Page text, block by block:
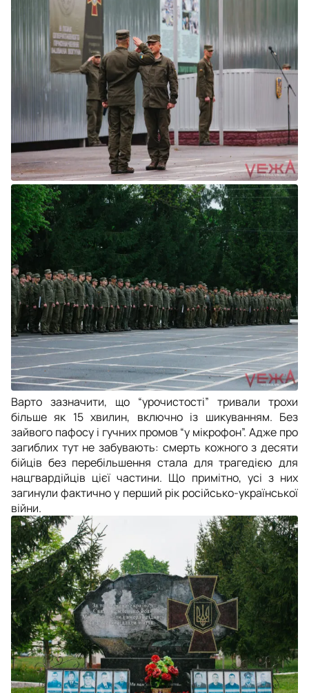
Варто зазначити, що “урочистості” тривали трохи
більше як 15 хвилин, включно із шикуванням. Без
зайвого пафосу і гучних промов “у мікрофон”. Адже про
загиблих тут не забувають: смерть кожного з десяти
бійців без перебільшення стала для трагедією для
нацгвардійців цієї частини. Що примітно, усі з них
загинули фактично у перший рік російсько-української
війни.